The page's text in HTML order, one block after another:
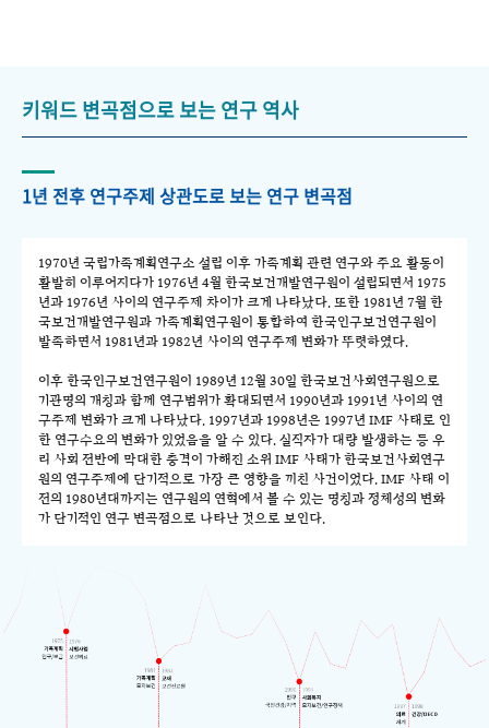
키워드 변곡점으로 보는 연구 역사
1년 전후 연구주제 상관도로 보는 연구 변곡점
1970년 국립가족계획연구소 설립 이후 가족계획 관련 연구와 주요 활동이
활발히 이루어지다가 1976년 4월 한국보건개발연구원이 설립되면서 1975
년과 1976년 사이의 연구주제 차이가 크게 나타났다. 또한 1981년 7월 한
국보건개발연구원과 가족계획연구원이 통합하여 한국인구보건연구원이
발족하면서 1981년과 1982년 사이의 연구주제 변화가 뚜렷하였다.
이후 한국인구보건연구원이 1989년 12월 30일 한국보건사회연구원으로
기관명의 개칭과 함께 연구범위가 확대되면서 1990년과 1991년 사이의 연
구주제 변화가 크게 나타났다. 1997년과 1998년은 1997년 IMF 사태로 인
한 연구수요의 변화가 있었음을 알 수 있다. 실직자가 대량 발생하는 등 우
리 사회 전반에 막대한 충격이 가해진 소위 IMF 사태가 한국보건사회연구
원의 연구주제에 단기적으로 가장 큰 영향을 끼친 사건이었다. IMF 사태 이
전의 1980년대까지는 연구원의 연혁에서 볼 수 있는 명칭과 정체성의 변화
가 단기적인 연구 변곡점으로 나타난 것으로 보인다.